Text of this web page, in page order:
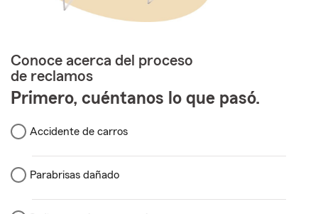
Conoce acerca del proceso
de reclamos
Primero, cuéntanos lo que pasó.
Accidente de carros
Parabrisas dañado